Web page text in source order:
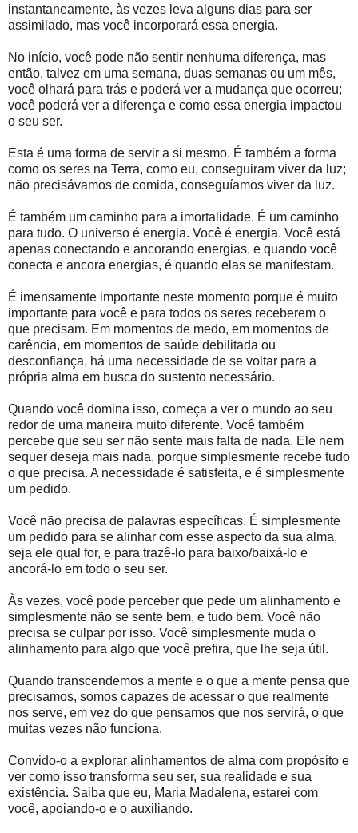
instantaneamente, às vezes leva alguns dias para ser
assimilado, mas você incorporará essa energia.
No início, você pode não sentir nenhuma diferença, mas
então, talvez em uma semana, duas semanas ou um mês,
você olhará para trás e poderá ver a mudança que ocorreu;
você poderá ver a diferença e como essa energia impactou
o seu ser.
Esta é uma forma de servir a si mesmo. É também a forma
como os seres na Terra, como eu, conseguiram viver da luz;
não precisávamos de comida, conseguíamos viver da luz.
É também um caminho para a imortalidade. É um caminho
para tudo. O universo é energia. Você é energia. Você está
apenas conectando e ancorando energias, e quando você
conecta e ancora energias, é quando elas se manifestam.
É imensamente importante neste momento porque é muito
importante para você e para todos os seres receberem o
que precisam. Em momentos de medo, em momentos de
carência, em momentos de saúde debilitada ou
desconfiança, há uma necessidade de se voltar para a
própria alma em busca do sustento necessário.
Quando você domina isso, começa a ver o mundo ao seu
redor de uma maneira muito diferente. Você também
percebe que seu ser não sente mais falta de nada. Ele nem
sequer deseja mais nada, porque simplesmente recebe tudo
o que precisa. A necessidade é satisfeita, e é simplesmente
um pedido.
Você não precisa de palavras específicas. É simplesmente
um pedido para se alinhar com esse aspecto da sua alma,
seja ele qual for, e para trazê-lo para baixo/baixá-lo e
ancorá-lo em todo o seu ser.
Às vezes, você pode perceber que pede um alinhamento e
simplesmente não se sente bem, e tudo bem. Você não
precisa se culpar por isso. Você simplesmente muda o
alinhamento para algo que você prefira, que lhe seja útil.
Quando transcendemos a mente e o que a mente pensa que
precisamos, somos capazes de acessar o que realmente
nos serve, em vez do que pensamos que nos servirá, o que
muitas vezes não funciona.
Convido-o a explorar alinhamentos de alma com propósito e
ver como isso transforma seu ser, sua realidade e sua
existência. Saiba que eu, Maria Madalena, estarei com
você, apoiando-o e o auxiliando.